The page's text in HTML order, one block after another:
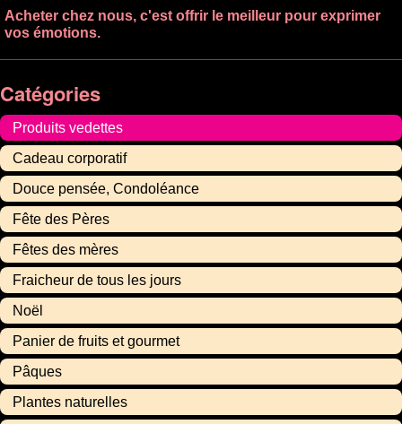
Acheter chez nous, c'est offrir le meilleur pour exprimer
vos émotions.
Catégories
Produits vedettes
Cadeau corporatif
Douce pensée, Condoléance
Fête des Pères
Fêtes des mères
Fraicheur de tous les jours
Noël
Panier de fruits et gourmet
Pâques
Plantes naturelles